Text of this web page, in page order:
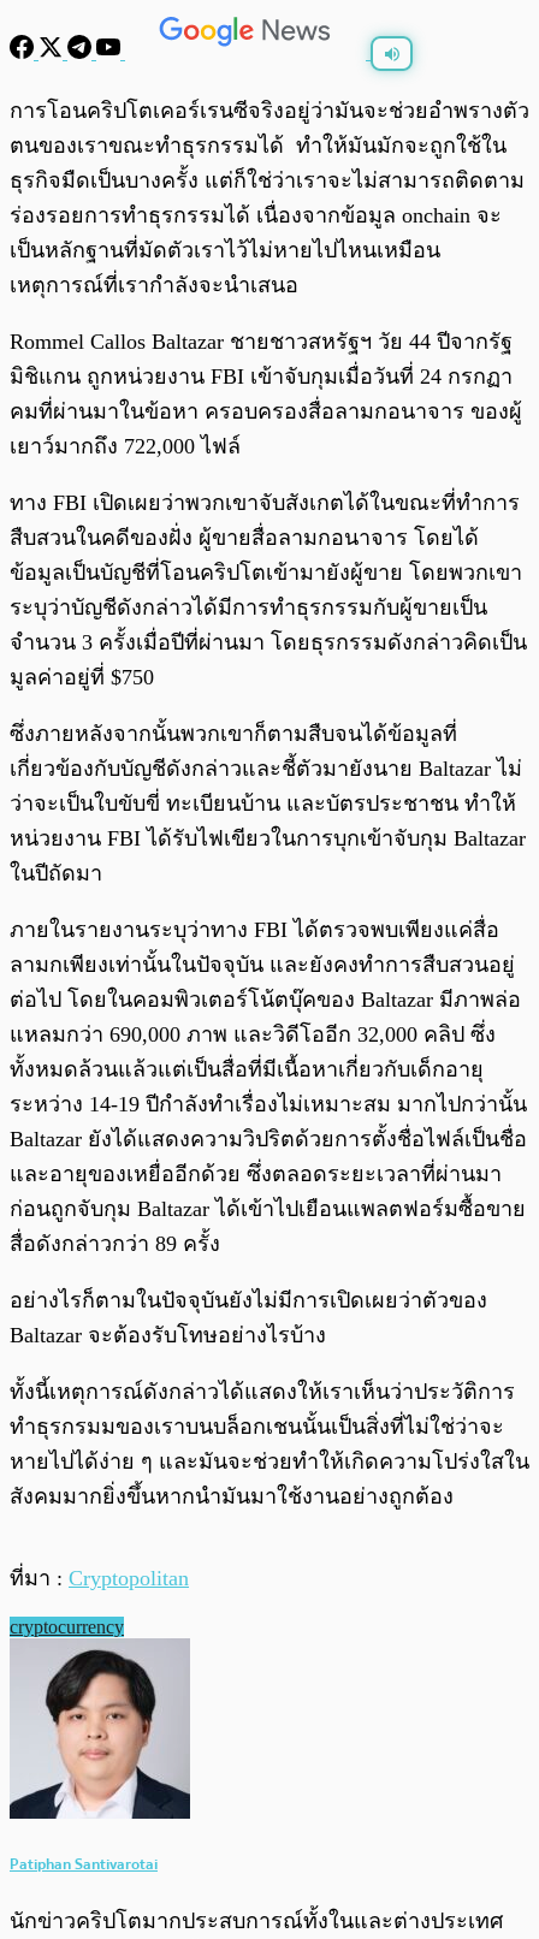
พร้อมเล่น /
การโอนคริปโตเคอร์เรนซีจริงอยู่ว่ามันจะช่วยอำพรางตัว
ตนของเราขณะทำธุรกรรมได้ ทำให้มันมักจะถูกใช้ใน
ธุรกิจมืดเป็นบางครั้ง แต่ก็ใช่ว่าเราจะไม่สามารถติดตาม
ร่องรอยการทำธุรกรรมได้ เนื่องจากข้อมูล onchain จะ
เป็นหลักฐานที่มัดตัวเราไว้ไม่หายไปไหนเหมือน
เหตุการณ์ที่เรากำลังจะนำเสนอ
Rommel Callos Baltazar ชายชาวสหรัฐฯ วัย 44 ปีจากรัฐ
มิชิแกน ถูกหน่วยงาน FBI เข้าจับกุมเมื่อวันที่ 24 กรกฏา
คมที่ผ่านมาในข้อหา ครอบครองสื่อลามกอนาจาร ของผู้
เยาว์มากถึง 722,000 ไฟล์
ทาง FBI เปิดเผยว่าพวกเขาจับสังเกตได้ในขณะที่ทำการ
สืบสวนในคดีของฝั่ง ผู้ขายสื่อลามกอนาจาร โดยได้
ข้อมูลเป็นบัญชีที่โอนคริปโตเข้ามายังผู้ขาย โดยพวกเขา
ระบุว่าบัญชีดังกล่าวได้มีการทำธุรกรรมกับผู้ขายเป็น
จำนวน 3 ครั้งเมื่อปีที่ผ่านมา โดยธุรกรรมดังกล่าวคิดเป็น
มูลค่าอยู่ที่ $750
ซึ่งภายหลังจากนั้นพวกเขาก็ตามสืบจนได้ข้อมูลที่
เกี่ยวข้องกับบัญชีดังกล่าวและชี้ตัวมายังนาย Baltazar ไม่
ว่าจะเป็นใบขับขี่ ทะเบียนบ้าน และบัตรประชาชน ทำให้
หน่วยงาน FBI ได้รับไฟเขียวในการบุกเข้าจับกุม Baltazar
ในปีถัดมา
ภายในรายงานระบุว่าทาง FBI ได้ตรวจพบเพียงแค่สื่อ
ลามกเพียงเท่านั้นในปัจจุบัน และยังคงทำการสืบสวนอยู่
ต่อไป โดยในคอมพิวเตอร์โน้ตบุ๊คของ Baltazar มีภาพล่อ
แหลมกว่า 690,000 ภาพ และวิดีโออีก 32,000 คลิป ซึ่ง
ทั้งหมดล้วนแล้วแต่เป็นสื่อที่มีเนื้อหาเกี่ยวกับเด็กอายุ
ระหว่าง 14-19 ปีกำลังทำเรื่องไม่เหมาะสม มากไปกว่านั้น
Baltazar ยังได้แสดงความวิปริตด้วยการตั้งชื่อไฟล์เป็นชื่อ
และอายุของเหยื่ออีกด้วย ซึ่งตลอดระยะเวลาที่ผ่านมา
ก่อนถูกจับกุม Baltazar ได้เข้าไปเยือนแพลตฟอร์มซื้อขาย
สื่อดังกล่าวกว่า 89 ครั้ง
อย่างไรก็ตามในปัจจุบันยังไม่มีการเปิดเผยว่าตัวของ
Baltazar จะต้องรับโทษอย่างไรบ้าง
ทั้งนี้เหตุการณ์ดังกล่าวได้แสดงให้เราเห็นว่าประวัติการ
ทำธุรกรมมของเราบนบล็อกเชนนั้นเป็นสิ่งที่ไม่ใช่ว่าจะ
หายไปได้ง่าย ๆ และมันจะช่วยทำให้เกิดความโปร่งใสใน
สังคมมากยิ่งขึ้นหากนำมันมาใช้งานอย่างถูกต้อง
ที่มา : Cryptopolitan
cryptocurrency
Patiphan Santivarotai
นักข่าวคริปโตมากประสบการณ์ทั้งในและต่างประเทศ